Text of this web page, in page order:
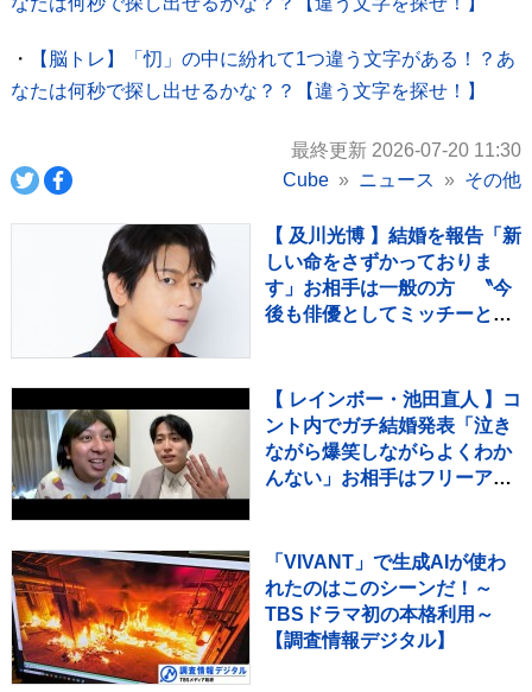
・
【脳トレ】「忉」の中に紛れて1つ違う文字がある！？あ
なたは何秒で探し出せるかな？？【違う文字を探せ！】
最終更新 2026-07-20 11:30
Cube
ニュース その他
【 及川光博 】結婚を報告「新
しい命をさずかっておりま
す」お相手は一般の方 〝今
後も俳優としてミッチーとし
【 レインボー・池田直人 】コ
ント内でガチ結婚発表「泣き
ながら爆笑しながらよくわか
んない」お相手はフリーアナ
「VIVANT」で生成AIが使わ
れたのはこのシーンだ！～
TBSドラマ初の本格利用～
【調査情報デジタル】